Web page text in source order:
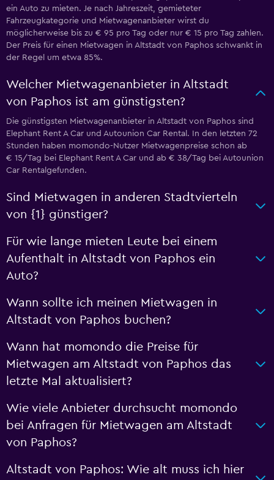
ein Auto zu mieten. Je nach Jahreszeit, gemieteter
Fahrzeugkategorie und Mietwagenanbieter wirst du
möglicherweise bis zu € 95 pro Tag oder nur € 15 pro Tag zahlen.
Der Preis für einen Mietwagen in Altstadt von Paphos schwankt in
der Regel um etwa 85%.
Welcher Mietwagenanbieter in Altstadt
von Paphos ist am günstigsten?
Die günstigsten Mietwagenanbieter in Altstadt von Paphos sind
Elephant Rent A Car und Autounion Car Rental. In den letzten 72
Stunden haben momondo-Nutzer Mietwagenpreise schon ab
€ 15/Tag bei Elephant Rent A Car und ab € 38/Tag bei Autounion
Car Rentalgefunden.
Sind Mietwagen in anderen Stadtvierteln
von {1} günstiger?
Für wie lange mieten Leute bei einem
Aufenthalt in Altstadt von Paphos ein
Auto?
Wann sollte ich meinen Mietwagen in
Altstadt von Paphos buchen?
Wann hat momondo die Preise für
Mietwagen am Altstadt von Paphos das
letzte Mal aktualisiert?
Wie viele Anbieter durchsucht momondo
bei Anfragen für Mietwagen am Altstadt
von Paphos?
Altstadt von Paphos: Wie alt muss ich hier